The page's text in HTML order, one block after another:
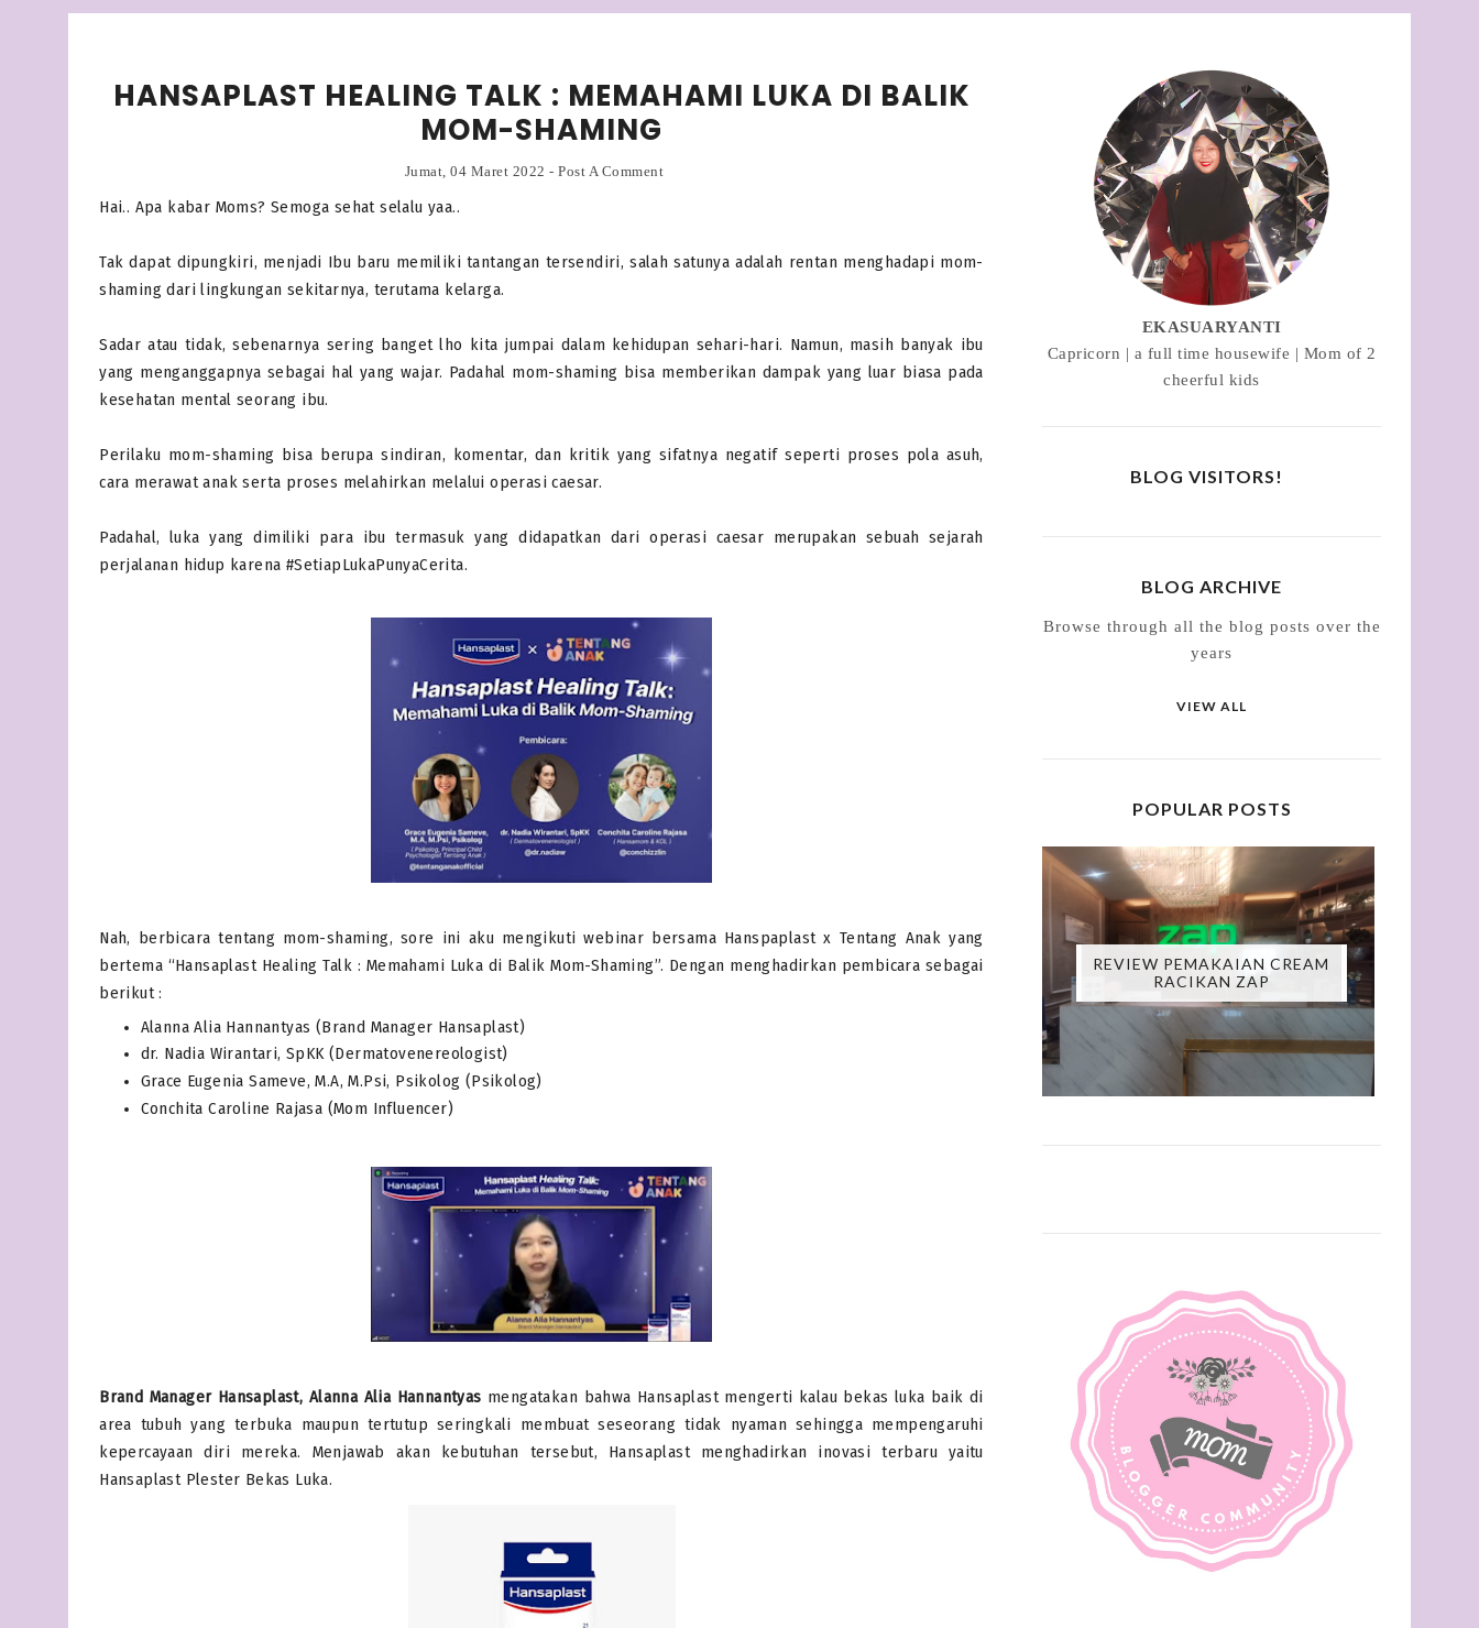
HANSAPLAST HEALING TALK : MEMAHAMI LUKA DI BALIK
MOM-SHAMING
Jumat, 04 Maret 2022-Post A Comment
Hai.. Apa kabar Moms? Semoga sehat selalu yaa..
Tak dapat dipungkiri, menjadi Ibu baru memiliki tantangan tersendiri, salah satunya adalah rentan menghadapi mom-
shaming dari lingkungan sekitarnya, terutama kelarga.
Sadar atau tidak, sebenarnya sering banget lho kita jumpai dalam kehidupan sehari-hari. Namun, masih banyak ibu
yang menganggapnya sebagai hal yang wajar. Padahal mom-shaming bisa memberikan dampak yang luar biasa pada
kesehatan mental seorang ibu.
Perilaku mom-shaming bisa berupa sindiran, komentar, dan kritik yang sifatnya negatif seperti proses pola asuh,
cara merawat anak serta proses melahirkan melalui operasi caesar.
Padahal, luka yang dimiliki para ibu termasuk yang didapatkan dari operasi caesar merupakan sebuah sejarah
perjalanan hidup karena #SetiapLukaPunyaCerita.
Nah, berbicara tentang mom-shaming, sore ini aku mengikuti webinar bersama Hanspaplast x Tentang Anak yang
bertema “Hansaplast Healing Talk : Memahami Luka di Balik Mom-Shaming”. Dengan menghadirkan pembicara sebagai
berikut :
Alanna Alia Hannantyas (Brand Manager Hansaplast)
dr. Nadia Wirantari, SpKK (Dermatovenereologist)
Grace Eugenia Sameve, M.A, M.Psi, Psikolog (Psikolog)
Conchita Caroline Rajasa (Mom Influencer)
Brand Manager Hansaplast, Alanna Alia Hannantyas mengatakan bahwa Hansaplast mengerti kalau bekas luka baik di
area tubuh yang terbuka maupun tertutup seringkali membuat seseorang tidak nyaman sehingga mempengaruhi
kepercayaan diri mereka. Menjawab akan kebutuhan tersebut, Hansaplast menghadirkan inovasi terbaru yaitu
Hansaplast Plester Bekas Luka.
EKASUARYANTI
Capricorn | a full time housewife | Mom of 2
cheerful kids
BLOG VISITORS!
BLOG ARCHIVE
Browse through all the blog posts over the
years
VIEW ALL
POPULAR POSTS
REVIEW PEMAKAIAN CREAM
RACIKAN ZAP